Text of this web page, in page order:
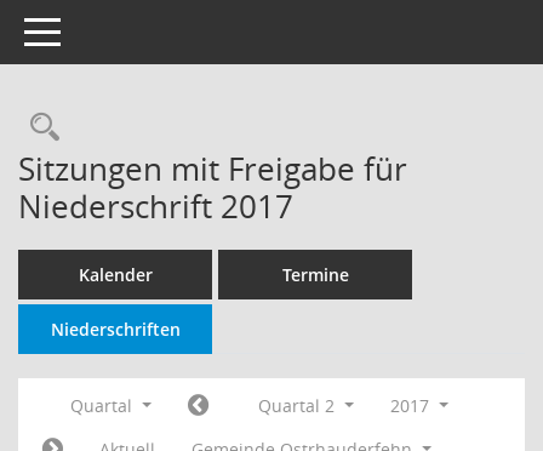
Toggle navigation
Rechercheauswahl
Sitzungen mit Freigabe für
Niederschrift 2017
Kalender Termine
Niederschriften
Quartal Quartal 2
2017